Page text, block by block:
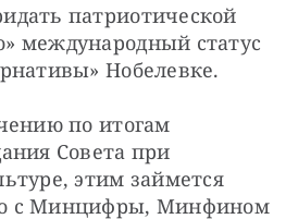
патриотической
международный статус
Нобелевке.
по итогам
Совета при
этим займется
с Минцифры, Минфином